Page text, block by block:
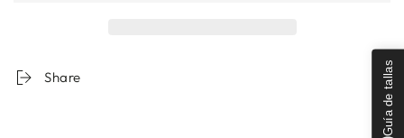
Guía de tallas
Share